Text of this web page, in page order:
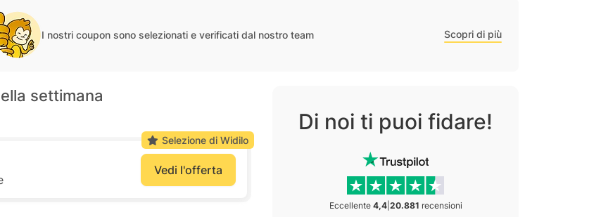
I nostri coupon sono selezionati e verificati dal nostro team Scopri di più
settimana
Vedi l'offerta
Selezione di Widilo
Di noi ti puoi fidare!
Eccellente 4,4| 20.881 recensioni